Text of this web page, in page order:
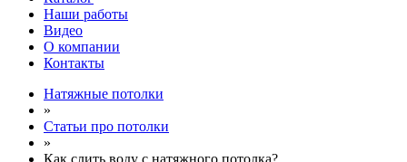
Наши работы
Видео
О компании
Контакты
Натяжные потолки
»
Статьи про потолки
»
Как слить воду с натяжного потолка?